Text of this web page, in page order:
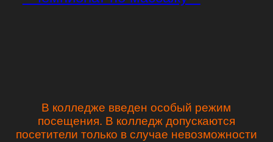
В колледже введен особый режим
посещения. В колледж допускаются
посетители только в случае невозможности